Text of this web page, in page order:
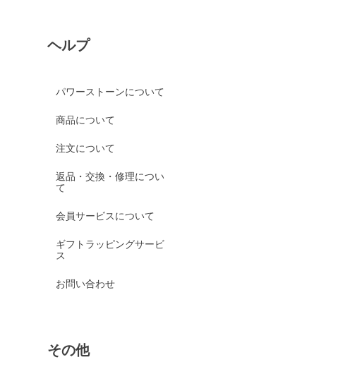
ヘルプ
パワーストーンについて
商品について
注文について
返品・交換・修理につい
て
会員サービスについて
ギフトラッピングサービ
ス
お問い合わせ
その他